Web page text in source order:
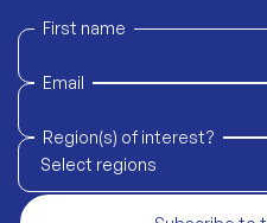
First name
Email
Region(s) of interest?
Select regions